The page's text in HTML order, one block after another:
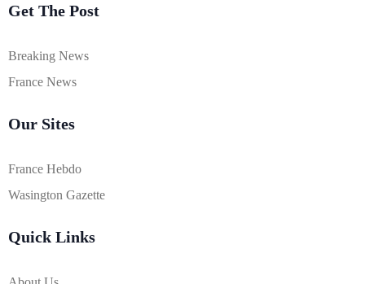
Get The Post
Breaking News
France News
Our Sites
France Hebdo
Wasington Gazette
Quick Links